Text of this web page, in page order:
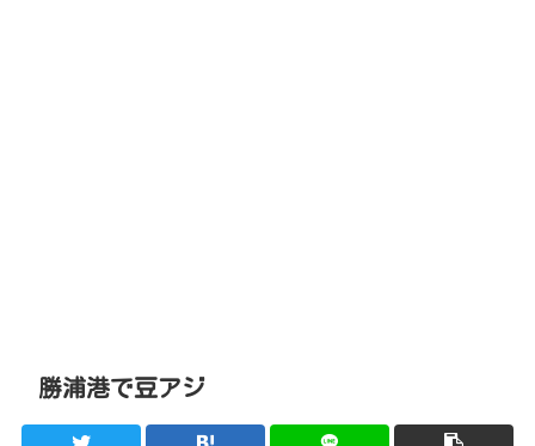
勝浦港で豆アジ